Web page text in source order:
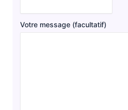
Votre message (facultatif)